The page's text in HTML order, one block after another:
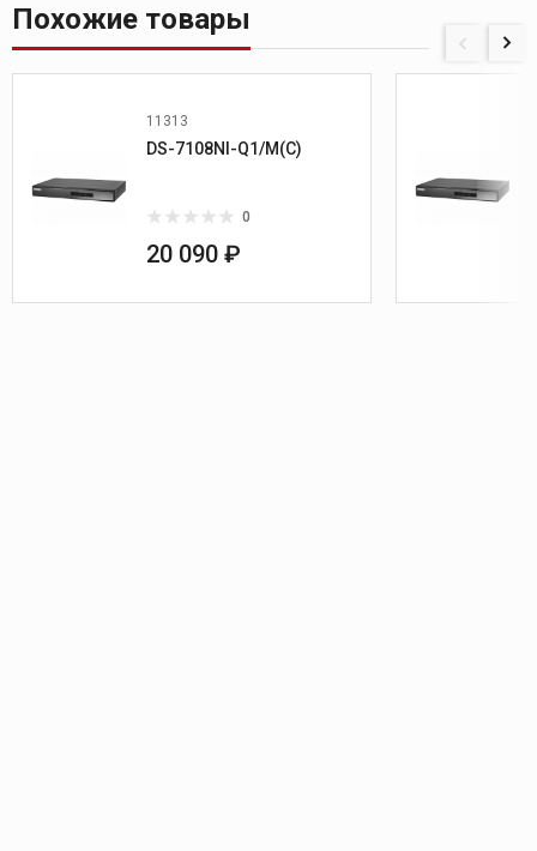
Похожие товары
11313
DS-7108NI-Q1/M(C)
0
20 090 ₽